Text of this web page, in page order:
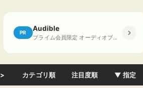
PR Audible
プライム会員限定 オーディオブック ・ 30日間無料体験
カテゴリ順 注目度順 ▼ 指定